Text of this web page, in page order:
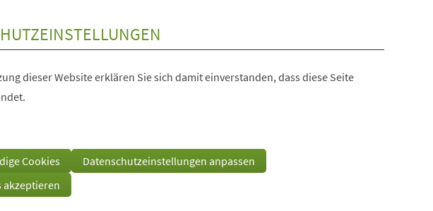
dieser Website erklären Sie sich damit einverstanden, dass diese Seite
Cookies
Datenschutzeinstellungen anpassen
akzeptieren